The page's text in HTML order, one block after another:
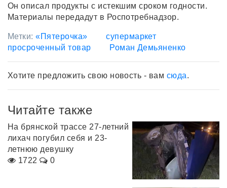
Он описал продукты с истекшим сроком годности.
Материалы передадут в Роспотребнадзор.
Метки:«Пятерочка»
супермаркет
просроченный товар
Роман Демьяненко
Хотите предложить свою новость - вам сюда.
Читайте также
На брянской трассе 27-летний
лихач погубил себя и 23-
летнюю девушку
1722
0